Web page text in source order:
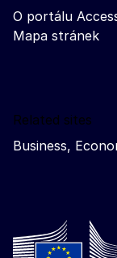
O portálu
Mapa stránek
Related sites
Business,